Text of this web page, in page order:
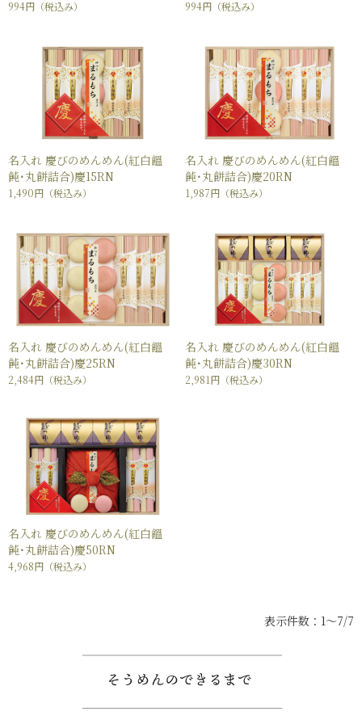
994円 （税込み） 994円 （税込み）
名入れ 慶びのめんめん(紅白饂
飩･丸餅詰合)慶15RN
1,490円 （税込み）
名入れ 慶びのめんめん(紅白饂
飩･丸餅詰合)慶20RN
1,987円 （税込み）
名入れ 慶びのめんめん(紅白饂
飩･丸餅詰合)慶25RN
2,484円 （税込み）
名入れ 慶びのめんめん(紅白饂
飩･丸餅詰合)慶30RN
2,981円 （税込み）
名入れ 慶びのめんめん(紅白饂
飩･丸餅詰合)慶50RN
4,968円 （税込み）
表示件数：1～7/7